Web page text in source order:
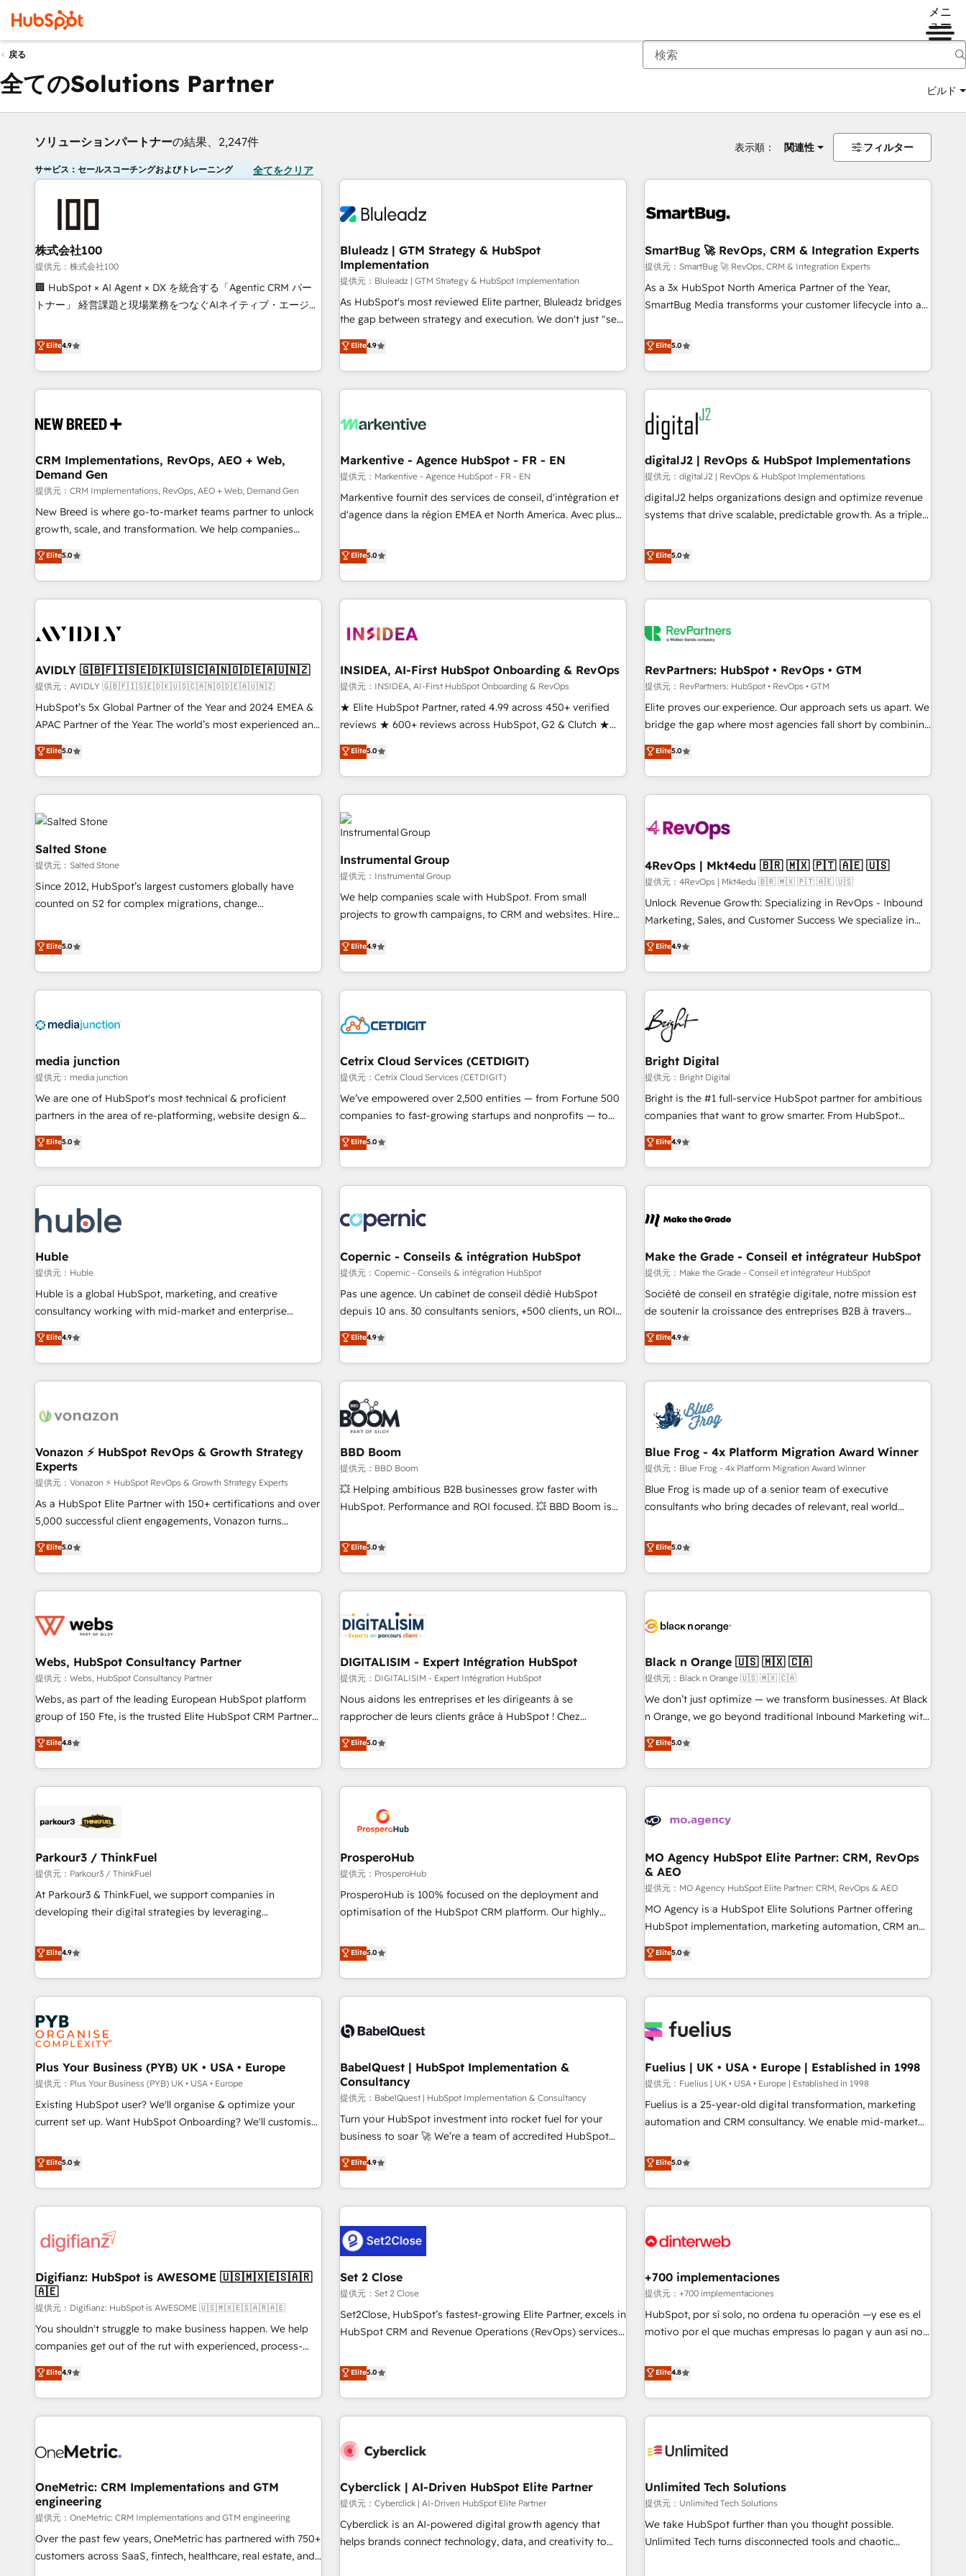
メニ
ュー
戻る
全てのSolutions Partner ビルド
ソリューションパートナーの結果、2,247件 表示順： 関連性 フィルター
サービス：セールスコーチングおよびトレーニング 全てをクリア
株式会社100
提供元：株式会社100
🏢 HubSpot × AI Agent × DX を統合する「Agentic CRM パー
トナー」 経営課題と現場業務をつなぐAIネイティブ・エージェ
再設計します。 💡 100inc は何をする会社か？ HubSpotを共
通基盤に、AIエージェントを組み込んだ顧客フロント業務（マ
ーケティング・営業・CS）を組織全体で設計・実装する日本の
AIネイティブ・エージェンシーです。事業部・グループ会社・
CRMを軸とした全社共通基盤に再構築します。意思決定者・
顧客データの一元化から、GTMの見える化・自動化まで。全
Hub統合運用、データ品質設計、グループ横断のCRM統合に対
応します。 2️⃣ AIエージェント組織構築 営業・マーケティング
業務の一部をAIが自律実行する組織への移行を設計・実装。
Breeze・Claude等をHubSpotと連携させ、役割定義・運用ル
ール・成果指標まで含めて設計します。 3️⃣ 全社DX × AI推進の
PMO伴走支援 複数部門をまたぐDX×AI変革を、構想から実装・
定着までPMOとして主導。「設定の代行ではなく、設計の責
任」を引き受け、部門横断の統合・浸透・変革管理を実行しま
した情報設計・導線設計・テンプレート設計をContent Hubで
Marketo・Pardot等からの移行、カスタム設計、履歴データ移
行と活用設計まで。 ▸ AEO対応：ChatGPT・Perplexity等のAI
検索からの流入・引用を前提にコンテンツとサイト構造を最適
化。 🏆 なぜ100incを選ぶのか？ ✓ HubSpot Eliteパートナー
ISO27001:2022 / ISO9001:2015 取得 ✓ 400社以上の導入実績
✓ HubSpot大百科 出版 CRM・AI活用に関するご相談、現状整
Elite4.9
Bluleadz | GTM Strategy & HubSpot
Implementation
提供元：Bluleadz | GTM Strategy & HubSpot Implementation
As HubSpot's most reviewed Elite partner, Bluleadz bridges
the gap between strategy and execution. We don't just "set
up tools" — we install the GTM Operating System (GTM OS)
to align your leadership and engineer a portal that drives
predictable revenue velocity. 🚀 GTM Strategy & Alignment
Workshops & Sprints: Identify "Valleys of Death" stalling
mess." ⚙️ Elite Engineering & AI Scalable Architecture: Zero-
HubSpot Accreditations. AI-Powered RevOps: Breeze AI,
custom AI agents, and high-integrity migrations for total
reporting clarity. Security & Compliance: SOC 2 Type II and
HIPAA attested for enterprise-grade data security. 🏆 Why
Elite4.9
SmartBug 🚀 RevOps, CRM & Integration Experts
提供元：SmartBug 🚀 RevOps, CRM & Integration Experts
As a 3x HubSpot North America Partner of the Year,
SmartBug Media transforms your customer lifecycle into a
divisions Globalia (AI & Software) and Point Success Media
(Paid Media), making this the official home for all three
brands. 🔄 Implementation & Integration - Seamless
migrations and system integrations powered by Globalia’s
technical development team. - 19 HubSpot-certified trainers
to drive platform adoption. 📈 Revenue Generation - Full-
funnel marketing and high-performance advertising via
Point Success Media. - Expert deployment of Breeze AI and
custom agents to automate growth. 🏆 Elite Excellence - 8
platform accreditations and deep HIPAA-compliance
expertise. - A team of 250+ experts dedicated to your
Elite5.0
CRM Implementations, RevOps, AEO + Web,
Demand Gen
提供元：CRM Implementations, RevOps, AEO + Web, Demand Gen
New Breed is where go-to-market teams partner to unlock
growth, scale, and transformation. We help companies
activate HubSpot’s AI-powered customer platform and
operationalize HubSpot’s Loop Marketing framework
through expert-led services, smart agents, and purpose-
built apps, tailored to your business. Together, we unlock
journey for clean data, scalability, & reporting. 🎯Demand
paid media. 👩‍💻Web Design: Build high-performing
websites with UX, messaging, & conversion strategy that
drive results. 🤖AI Strategy: Activate Breeze Agents,
configure HubSpot AI, & maximize AEO with tailored AI
integrations, hosting, & maintenance.
Elite5.0
Markentive - Agence HubSpot - FR - EN
提供元：Markentive - Agence HubSpot - FR - EN
Markentive fournit des services de conseil, d'intégration et
d'agence dans la région EMEA et North America. Avec plus
CRM et webdesign. Markentive is both a consulting firm, a
digital agency and an integrator. With over 115 experts in
marketing automation, growth, revops, CRM and webdesign
(We focus on EMEA - USA customers).
Elite5.0
digitalJ2 | RevOps & HubSpot Implementations
提供元：digitalJ2 | RevOps & HubSpot Implementations
digitalJ2 helps organizations design and optimize revenue
systems that drive scalable, predictable growth. As a triple-
strategic RevOps planning and hands-on technical
execution - building the operational foundation companies
need to thrive. Industries we specialize in: - Manufacturing -
Healthcare - Financial Services - Managed IT (MSP) -
help: ✔️ Full HubSpot implementations and portal
reporting foundations ✔️ Custom integrations and workflow
automation ✔️ User adoption programs, training, and
enablement Through project-based engagements and
ongoing RevOps partnerships, we guide organizations
improvements at the right time so operations evolve
strategically and sustainably as the business grows.
Elite5.0
AVIDLY 🇬🇧🇫🇮🇸🇪🇩🇰🇺🇸🇨🇦🇳🇴🇩🇪🇦🇺🇳🇿
提供元：AVIDLY 🇬🇧🇫🇮🇸🇪🇩🇰🇺🇸🇨🇦🇳🇴🇩🇪🇦🇺🇳🇿
HubSpot’s 5x Global Partner of the Year and 2024 EMEA &
APAC Partner of the Year. The world’s most experienced and
fully accredited HubSpot Solutions Partner. 🚀 With 2,750+
HubSpot projects delivered and 370+ specialists across
EMEA, APAC and NAM, we de-risk complex CRM
programmes and accelerate ROI across every HubSpot
Hub. 🧭 From multi-region migrations to AI-powered
automation, we turn complexity into clarity, human at global
scale. 🏆 HubSpot’s CEO called us “the partner of the
future.” Others agree it is proof of trust built through
measurable impact.
Elite5.0
INSIDEA, AI-First HubSpot Onboarding & RevOps
提供元：INSIDEA, AI-First HubSpot Onboarding & RevOps
★ Elite HubSpot Partner, rated 4.99 across 450+ verified
reviews ★ 600+ reviews across HubSpot, G2 & Clutch ★
150+ in-house HubSpot-certified experts ★ 1,500+
implementations across 25+ countries ★ AI-first, RevOps-
led, onboarding-obsessed INSIDEA helps growing
companies turn HubSpot into a revenue engine. We
onboard your team, migrate your data, and build AI-
powered workflows that drive adoption from week one, in
with workflows built around your business, not a template.
➤ Migration: Move from any legacy CRM. Zero downtime,
full data integrity. ➤ Implementation: Configure HubSpot to
run your revenue process. Sales, marketing, and service
custom agents, and APIs to remove manual work. ➤
Ongoing Management: Monthly tune-ups, feature rollouts,
Elite5.0
RevPartners: HubSpot • RevOps • GTM
提供元：RevPartners: HubSpot • RevOps • GTM
Elite proves our experience. Our approach sets us apart. We
bridge the gap where most agencies fall short by combining
GTM strategy with technical execution to solve the right
problem with the right solution. As the only firm in the world
to hold Elite Partner Accreditations with both HubSpot and
Clay, our clients gain a unique advantage in CRM
to-market execution. Why B2B Businesses Choose RP: -
starting at $1,5k 💵 - Speed: Launch in 14 days ⚡ - Global:
250 professionals across five continents 🌐 - Scale: Fastest
tiering Elite HubSpot Partner 🪴 - Sales Hub: More
implementations than any other Partner 💻 - Migrations: We
hire a marketing agency for an Ops problem. Don't hire a
technical agency for a growth problem. Hire a partner built
Elite5.0
Salted Stone
提供元：Salted Stone
Since 2012, HubSpot’s largest customers globally have
counted on S2 for complex migrations, change
that deliver measurable impact and transform brand
experiences As one of the few full-service creative agencies
in the HubSpot ecosystem, we blend strategy, technology,
& award-winning design to build scalable, globally
campaigns, & RevOps frameworks that fuel long-term
seamless integrations, ensure long-term adoption with
change-management programs, and align marketing, sales,
and service to drive sustainable growth With 6 key
HubSpot accreditations and experience across hundreds of
one of our globally integrated teams has worked with
clients just like you Let’s explore whether S2 is the partner
Elite5.0
Instrumental Group
提供元：Instrumental Group
We help companies scale with HubSpot. From small
projects to growth campaigns, to CRM and websites. Hire
willing to work hand-in-hand with your team to simplify the
complex and build a better experience for your team and
Elite4.9
4RevOps | Mkt4edu 🇧🇷 🇲🇽 🇵🇹 🇦🇪 🇺🇸
提供元：4RevOps | Mkt4edu 🇧🇷 🇲🇽 🇵🇹 🇦🇪 🇺🇸
Unlock Revenue Growth: Specializing in RevOps - Inbound
Marketing, Sales, and Customer Success We specialize in
driving revenue growth for companies across industries
through tailored marketing, sales, and customer success
strategies, utilizing RevOps methodologies. As Latin
America's largest HubSpot partner and a global leader in
education market, we offer unparalleled insights. Operating
in five countries—Brazil, UAE (Abu Dhabi/Dubai/Sharjah),
Mexico, USA, and Portugal—we've executed over a hundred
successful operations. Our approach, rooted in RevOps
principles, integrates analysis, training, planning, and
qualification. Leveraging technology, data analytics, CRM
optimization, and inbound marketing tactics, we focus on
us to unlock your business's full potential and achieve
sustained growth in today's competitive market.
Elite4.9
media junction
提供元：media junction
We are one of HubSpot's most technical & proficient
partners in the area of re-platforming, website design &
development. We specialize in multi-hub implementations
for mid-market & enterprise companies. We are woman-
owned, powered by coffee, and we ❤️ dogs. We produce
award-winning work for our clients. 🏆2023 Technical
Award 🏆2022 Platform Migration Excellence Impact Award
🏆2020 Elite Solutions Partner 🏆2019 Integrations HubSpot
Impact Award 🏆2019 Marketing Enablement HubSpot
Impact Award 🏆2018 Website Design HubSpot Impact
Award 🏆2017 Website Design HubSpot Impact Award 🏆
2016 Growth-Driven Design Agency of the Year 🏆2016
Driven Design Agency of the Year 🏆2015 Became the 5th
Agency to reach Diamond 🏆2014 HubSpot COS
Became a HubSpot Partner 📆Founded in 1997
Elite5.0
Cetrix Cloud Services (CETDIGIT)
提供元：Cetrix Cloud Services (CETDIGIT)
We’ve empowered over 2,500 entities — from Fortune 500
companies to fast-growing startups and nonprofits — to
streamline operations, scale revenue, and unlock the full
potential of HubSpot. With deep technical and industry
expertise, we fuse automation, integration, and AI
innovation to deliver lasting impact. We specialize in: •
Onboarding for Sales, Service, Marketing & Content Hubs •
AI voice and chat agents, predictive automation, and smart
workflows • Salesforce + HubSpot integration • Website
design and CMS development • ERP integration: SAP,
NetSuite, Microsoft Dynamics, … • Data cleansing and CRM
migration from any platform • Client/member portals built
and complex integrations: SAM.gov, GovWin, QuickBooks,
PandaDoc, ClickUp, Shopify, Mapsly, WooCommerce,
Elite5.0
Bright Digital
提供元：Bright Digital
Bright is the #1 full-service HubSpot partner for ambitious
companies that want to grow smarter. From HubSpot
onboarding, to training, from developing a new website to
lead generation and digital marketing; we do it all (and with
great results)! In short, our services include: - HubSpot
consultancy: onboarding, training, data migration - HubSpot
Marketing & sales solutions: digital marketing, advertising,
and technology to improve customer experiences. With our
bright people, exciting ideas and can-do mentality, we
ensure revenue growth on a daily basis. So tell us your
challenge; our passionate and growth driven team of 100+
www.brightdigital.com
Elite4.9
Huble
提供元：Huble
Huble is a global HubSpot, marketing, and creative
consultancy working with mid-market and enterprise
businesses. We go beyond implementation, shaping the
strategy, processes, and teams that turn HubSpot into a
genuine growth engine. Named HubSpot's Global Partner of
the Year in 2024, consistently ranked among their top 5
ecosystem, Huble has built a track record that speaks for
offices and consulting teams in the UK, USA, Canada,
Germany, France, Belgium, Singapore, and South Africa.
Certified compliant with ISO/IEC 27001:2022 and ISO
9001:2015 across all seven international offices and 175+
employees.
Elite4.9
Copernic - Conseils & intégration HubSpot
提供元：Copernic - Conseils & intégration HubSpot
Pas une agence. Un cabinet de conseil dédié HubSpot
depuis 10 ans. 30 consultants seniors, +500 clients, un ROI
mesurable. Notre mission : faire de HubSpot un vrai levier
de performance pour votre organisation. Cela passe par la
compréhension de vos processus, la fiabilisation de vos
données et l'alignement de vos équipes — avant même
d'ouvrir la plateforme. Nos domaines d'intervention : -
Intégration & paramétrage HubSpot - Migration CRM &
reprise de données - Stratégie RevOps & alignement
Marketing / Sales - Data, reporting & tableaux de bord -
Onboarding, audit & optimisation - Intégrations métiers
(ERP, téléphonie, e-commerce) - Formation &
accompagnement au changement Nous intervenons auprès
industrie, éducation, banque & assurance, transport &
logistique.
Elite4.9
Make the Grade - Conseil et intégrateur HubSpot
提供元：Make the Grade - Conseil et intégrateur HubSpot
Société de conseil en stratégie digitale, notre mission est
de soutenir la croissance des entreprises B2B à travers
l’acquisition de nouveaux clients, l'intégration CRM et le
développement des revenus auprès de vos comptes
existants. En France et à l'international, nous travaillons
avec des ETI ambitieuses, des grands groupes voulant aller
florissantes. Nos 3 grandes expertises sont : ➤ L’intégration
de CRM et de méthodologie RevOps pour aligner les
équipes marketing, commerciales et support client (data
migration, synchronisation API, audit et maintenance) ➤ La
création de sites internet de conversion qui transforment
les visiteurs en opportunités d'affaires ➤ La mise en place
clés : - 10 ans d'expérience - 100+ intégrations CRM
HubSpot réussies - 40 experts conseil - 150 certifications
Elite4.9
Vonazon ⚡ HubSpot RevOps & Growth Strategy
Experts
提供元：Vonazon ⚡ HubSpot RevOps & Growth Strategy Experts
As a HubSpot Elite Partner with 150+ certifications and over
5,000 successful client engagements, Vonazon turns
marketing complexity into measurable, scalable growth.
From onboarding to enterprise-grade campaigns, our in-
house team builds scalable strategies that drive long-term
revenue. ⚙️ HubSpot Integration & Optimization • Seamless
migrations and data cleanups • Custom APIs and third-party
marketing and pipeline growth programs • Sales
enablement tools and CRM optimization • Retention
strategies with customer journey mapping 🏅 Elite-Level
HubSpot Execution • 750+ onboardings and 2,000+
and service hubs • Built-in flexibility for startups to global
brands
Elite5.0
BBD Boom
提供元：BBD Boom
💥 Helping ambitious B2B businesses grow faster with
HubSpot. Performance and ROI focused. 💥 BBD Boom is
We work with your teams to solve all your HubSpot
challenges and improve user adoption, sales process and
marketing results. Services 📚 Onboarding your team to
HubSpot for the first time 🔧 Designing and optimising your
HubSpot set-up for better results 🌐 Website design and
build using HubSpot 🔌 Integrating HubSpot with other
Lead generation services using HubSpot Why us? - SIX
HubSpot Accreditations - awarded by HubSpot after a
rigorous process for CRM, Solutions Architecture,
Onboarding , Data Migration, Custom Integration & Platform
Top 1% of partners worldwide -In-house team of 25+
experts Contact us today to help you get more from your
Elite5.0
Blue Frog - 4x Platform Migration Award Winner
提供元：Blue Frog - 4x Platform Migration Award Winner
Blue Frog is made up of a senior team of executive
consultants who bring decades of relevant, real world
trusted partner in HubSpot's ecosystem for a reason. Their
team brings over a decade of experience to the table, along
with deep knowledge of the HubSpot platform and
strategies for driving growth. They are committed to
their unique business needs. We are thrilled to have Blue
customers!" - Yamini Rangan, CEO of HubSpot “Our
experience with the team at Blue Frog has been nothing
short of extraordinary. Their years of experience and quality
of skilled staff has earned them a trusted reputation within
delivering remarkable experiences for our most
sophisticated clients.” - Brian Garvey, VP, Solutions Partner
Elite5.0
Webs, HubSpot Consultancy Partner
提供元：Webs, HubSpot Consultancy Partner
Webs, as part of the leading European HubSpot platform
group of 150 Fte, is the trusted Elite HubSpot CRM Partner
offering you a roadmap on maximizing EBITDA and
achieving Commercial Excellence. With our targeted
processes, we strengthen your digital transformation and
minimize costs. As HubSpot's Advanced Accredited CRM
business forward. Since 2015 we are fully dedicated to
with reputable companies in B2B sectors such as
manufacturing, SaaS and business services. We prepare a
customized business case that demonstrates the value and
impact of your digital transformation, including a detailed
partnership. Together, we embark on a transformational
journey that sets your business up for long-term success.
Elite4.8
DIGITALISIM - Expert Intégration HubSpot
提供元：DIGITALISIM - Expert Intégration HubSpot
Nous aidons les entreprises et les dirigeants à se
rapprocher de leurs clients grâce à HubSpot ! Chez
DIGITALISIM, nous avons l'intime conviction que la réussite
des entreprises passe par l’innovation web, le marketing
digital, et la relation client ! C'est pourquoi, nos experts sont
à la fois capables de gérer votre projet de création de site
pilotage et l'intégration d'HubSpot ! Les grandes phases
d'un projet HubSpot avec DIGITALISIM : 🧽 Nettoyage,
migration et intégration des bases de données. 🚀
Développement des interfaces avec vos logiciels métiers ⚙️
Configuration de la plateforme HubSpot 📈 Configuration
de rapports et tableaux de bord 🤝 Book Process &
Elite5.0
Black n Orange 🇺🇸 🇲🇽 🇨🇦
提供元：Black n Orange 🇺🇸 🇲🇽 🇨🇦
We don’t just optimize — we transform businesses. At Black
n Orange, we go beyond traditional Inbound Marketing with
our exclusive methodologies: BOOMS and BOOST. Together,
they form a powerful combination that has driven success
for over 800 businesses worldwide. As Elite HubSpot
Partners, we specialize in crafting high-performance growth
and revenue intelligence to help companies scale faster and
With BOOMS, you invest in 100% of your buyers,
accelerating your growth and positioning yourself as an
undisputed leader. 🔹 BOOST: Optimize your digital
transformation process A methodology designed to
implement HubSpot effectively and optimize your digital
rating of 4.9/5 and a proven track record of business
transformation, our growth-first approach has helped
Elite5.0
Parkour3 / ThinkFuel
提供元：Parkour3 / ThinkFuel
At Parkour3 & ThinkFuel, we support companies in
developing their digital strategies by leveraging
processes to generate growth. Our offer spans from
Strategy to Operations. We specialize in CRM onboarding
and implementation, web design, sales & marketing
automation, and digital marketing. With extensive
experience working with tech companies and
manufacturers since 2002, we are committed to
empowering our clients and developing their autonomy. Get
to grips with HubSpot through guided implementation and
seamless integration of the CRM platform into your digital
ecosystem. Would you like support in deploying your
inbound marketing strategy? We'll provide support tailored
we are part of the most certified Canadian agencies, and we
both hold Onboarding Accreditations. Based in Canada
(coast to coast), our services are offered in both English &
French.
Elite4.9
ProsperoHub
提供元：ProsperoHub
ProsperoHub is 100% focused on the deployment and
optimisation of the HubSpot CRM platform. Our highly
achieve maximum adoption and ROI from your HubSpot
investment. Use our extensive HubSpot, sales, marketing,
service and integrations expertise to lead your team on
their HubSpot journey, design and implement your
life. Our collaborative approach keeps you in control whilst
have successfully supported over 500 organisations with
HubSpot implementation, optimisation, training, and
adoption assurance. Our tried and tested Roadmap
methodology will ensure that you receive the best
deployment experience possible. Whether you are new to
HubSpot or seeking to turn around a poor install, our team
have the change management expertise to deliver the
solutions you need.
Elite5.0
MO Agency HubSpot Elite Partner: CRM, RevOps
& AEO
提供元：MO Agency HubSpot Elite Partner: CRM, RevOps & AEO
MO Agency is a HubSpot Elite Solutions Partner offering
HubSpot implementation, marketing automation, CRM and
RevOps consulting, data architecture, sales enablement,
lifecycle automation, lead scoring and revenue reporting.
HubSpot, Salesforce and integrated enterprise stacks.
Digital Marketing, Answer Engine Optimisation, and
Content Hub, WordPress development, B2B SEO, paid
led companies across technology, professional services,
financial services and industrial sectors. Offices in
Johannesburg, Cape Town and London. 500+ HubSpot CRM
implementations delivered. AI visibility coverage across
HubSpot Impact Award - Integrations Innovation HubSpot
Impact Award - Platform Migration Excellence HubSpot
Elite5.0
Plus Your Business (PYB) UK • USA • Europe
提供元：Plus Your Business (PYB) UK • USA • Europe
Existing HubSpot user? We'll organise & optimize your
current set up. Want HubSpot Onboarding? We'll customise
to our Profile! We can help with... • CRM implementation,
reports & workflows, and team training • CRM migration:
Salesforce, Pipedrive, Dynamics etc • Technical projects inc.
Custom API integrations & ERP systems inc. SAP and
skilled members) • 150+ Clients for Sales Hub, Marketing
27001:2022, ISO 9001:2015 and now... ISO 42001: 2023
certified • Exclusive AI 'GuardHub' governance framework,
based on ISO 42001 - helping you 'organise complexity'
𝗥𝗲𝗮𝗱𝘆 𝗳𝗼𝗿 𝘁𝗵𝗲 𝗻𝗲𝘅𝘁 𝘀𝘁𝗲𝗽? Click the 👈 '𝗖𝗼𝗻𝘁𝗮𝗰𝘁
𝗯𝘂𝘀𝗶𝗻𝗲𝘀𝘀' button to get in touch (𝘸𝘦'𝘳𝘦 𝘴𝘶𝘱𝘦𝘳 𝘳𝘦𝘴𝘱𝘰𝘯𝘴𝘪𝘷𝘦)
Elite5.0
BabelQuest | HubSpot Implementation &
Consultancy
提供元：BabelQuest | HubSpot Implementation & Consultancy
Turn your HubSpot investment into rocket fuel for your
business to soar 🚀 We’re a team of accredited HubSpot
experts ready to help you. We can implement the platform
into complex business environments, optimise what you've
got and make sure you can actually use it, build your
website in HubSpot or create an inbound marketing
G-Cloud 14 CCS (Crown Commercial Service) framework,
meaning we've been accredited by HubSpot and vetted by
the CCS, which means we can support public sector
companies as well the other ones listed in our profile. Our
services: - HubSpot implementation - HubSpot CMS
website build We can do lots of things. But everything we
customers - Make better decisions with data - Find a new
voice and reach more people - Get the most out of your
Elite4.9
Fuelius | UK • USA • Europe | Established in 1998
提供元：Fuelius | UK • USA • Europe | Established in 1998
Fuelius is a 25-year-old digital transformation, marketing
automation and CRM consultancy. We enable mid-market
and fuel their growth. We modernise platforms, streamline
operations that are causing inefficiencies, improve
customer experiences, integrate systems, and supercharge
revenue operations Key services: • CRM Implementation •
Development • RevOps & Sales Consulting • Marketing
HubSpot agencies ⚙️ The strongest technical ability and
integration capabilities 💼 Consultative, long-term partners
who will embed ourselves into your business, processes
and systems 🏢 We specialise in working with mid-market
those with complex use cases 🏆 CRM Implementation,
Platform Enablement, Custom Integration and Onboarding
Accredited 🔐 ISO27001 & ISO9001 Certified
Elite5.0
Digifianz: HubSpot is AWESOME 🇺🇸🇲🇽🇪🇸🇦🇷
🇦🇪
提供元：Digifianz: HubSpot is AWESOME 🇺🇸🇲🇽🇪🇸🇦🇷🇦🇪
You shouldn't struggle to make business happen. We help
companies get out of the rut with experienced, process-
oriented teams implementing HubSpot Marketing, Sales,
Service, CMS and Operations Hub, so selling and actually
engaging with your customers feels easy and pain-free. We
are a top ranked HubSpot Elite Partner, winner of Rookie of
HubSpot Reviews and 4.9/5 rating in Clutch Reviews.
home improvement & construction, branding and
commercialization, real estate, health, education, SaaS,
Software Dev & IT and consulting, make the most out of
their HubSpot experience operating in the United States,
EU, UAE, Mexico and Latin America. From casual user to
Elite4.9
Set 2 Close
提供元：Set 2 Close
Set2Close, HubSpot’s fastest-growing Elite Partner, excels in
HubSpot CRM and Revenue Operations (RevOps) services
Partner, we specialize in custom HubSpot CRM solutions.
Our experts design, implement, and optimize systems to
enhance user experience, functionality, and adoption across
sales, marketing, and service teams. From setup to
management, and speed up deal closures. With 500+
HubSpot CRM drives measurable results. Our RevOps
services align your sales, marketing, and customer success
teams for peak performance. We optimize the revenue
lifecycle—lead generation to retention—by refining
Elite5.0
+700 implementaciones
提供元：+700 implementaciones
HubSpot, por sí solo, no ordena tu operación —y ese es el
motivo por el que muchas empresas lo pagan y aun así no
confiables, datos que no permiten decidir bien, y
decisiones que no logran mejorar los procesos. Y así, vuelta
tras vuelta, el negocio gira sin avanzar —un problema que
tiene menos que ver con el CRM y más con cómo opera la
operación paso a paso, sin frenarla, con la adopción que
hay algo más: cada proceso que ordenás construye el
contexto real de cómo opera tu empresa —lo único que no
se compra ni se copia—. En un mundo donde todos tendrán
la misma IA, va a ganar quien tenga el mejor contexto para
Elite4.8
OneMetric: CRM Implementations and GTM
engineering
提供元：OneMetric: CRM Implementations and GTM engineering
Over the past few years, OneMetric has partnered with 750+
customers across SaaS, fintech, healthcare, real estate, and
Cyberclick | AI-Driven HubSpot Elite Partner
提供元：Cyberclick | AI-Driven HubSpot Elite Partner
Cyberclick is an AI-powered digital growth agency that
helps brands connect technology, data, and creativity to
Unlimited Tech Solutions
提供元：Unlimited Tech Solutions
We take HubSpot further than you thought possible.
Unlimited Tech turns disconnected tools and chaotic